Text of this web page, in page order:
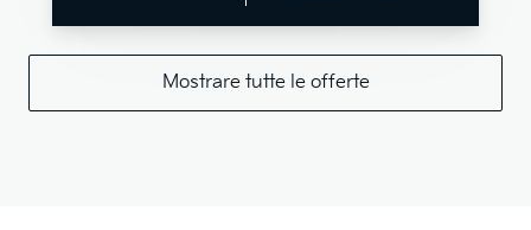
Mostrare tutte le offerte